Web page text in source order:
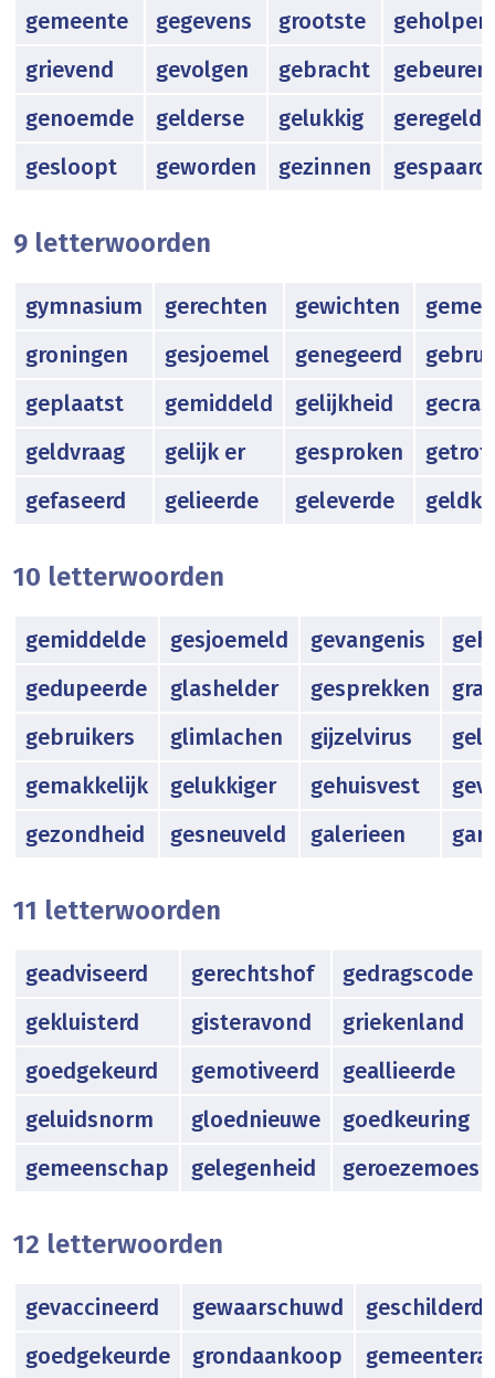
gemeente
gegevens grootste
geholpen
grievend
gevolgen gebracht
gebeuren
genoemde
gelderse gelukkig
geregeld
gesloopt
geworden gezinnen gespaard
9 letterwoorden
gymnasium gerechten gewichten
groningen
gesjoemel genegeerd
geplaatst
gemiddeld gelijkheid
geldvraag
gelijk er gesproken
gefaseerd
gelieerde geleverde
10 letterwoorden
gemiddelde gesjoemeld gevangenis
gedupeerde
glashelder gesprekken
gebruikers
glimlachen gijzelvirus
gemakkelijk
gelukkiger gehuisvest
gezondheid
gesneuveld galerieen
11 letterwoorden
geadviseerd gerechtshof
gedragscode
gekluisterd
gisteravond
griekenland
goedgekeurd
gemotiveerd
geallieerde
geluidsnorm
gloednieuwe
goedkeuring
gemeenschap
gelegenheid geroezemoes
12 letterwoorden
gevaccineerd gewaarschuwd
geschilderde
goedgekeurde
grondaankoop